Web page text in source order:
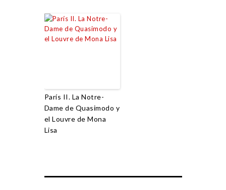
París II. La Notre-
Dame de Quasimodo y
el Louvre de Mona
Lisa